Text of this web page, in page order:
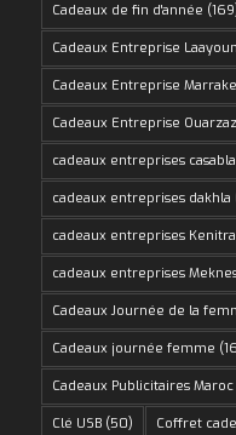
Cadeaux de fin d'année
Cadeaux Entreprise
Cadeaux Entreprise
Cadeaux Entreprise
cadeaux entreprises
cadeaux entreprises dakhla
cadeaux entreprises Kenitra
cadeaux entreprises
Cadeaux Journée de la
Cadeaux journée femme
Cadeaux Publicitaires Maroc
Clé USB(50) Coffret